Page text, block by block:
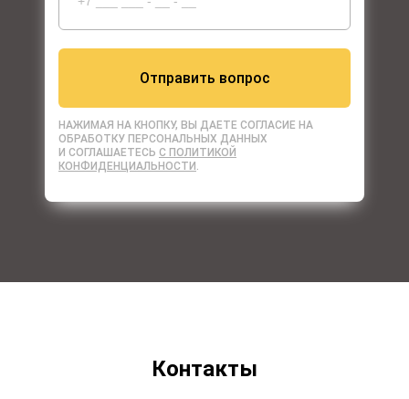
Отправить вопрос
НАЖИМАЯ НА КНОПКУ, ВЫ ДАЕТЕ СОГЛАСИЕ НА
ОБРАБОТКУ ПЕРСОНАЛЬНЫХ ДАННЫХ
И СОГЛАШАЕТЕСЬ C ПОЛИТИКОЙ
КОНФИДЕНЦИАЛЬНОСТИ .
+7930 260-91-55
Контакты